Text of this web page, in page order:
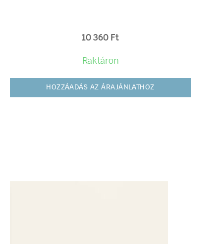
10 360 Ft
Raktáron
HOZZÁADÁS AZ ÁRAJÁNLATHOZ